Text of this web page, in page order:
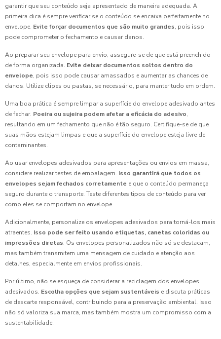
garantir que seu conteúdo seja apresentado de maneira adequada. A
primeira dica é sempre verificar se o conteúdo se encaixa perfeitamente no
envelope. Evite forçar documentos que são muito grandes, pois isso
pode comprometer o fechamento e causar danos.
Ao preparar seu envelope para envio, assegure-se de que está preenchido
de forma organizada. Evite deixar documentos soltos dentro do
envelope, pois isso pode causar amassados e aumentar as chances de
danos. Utilize clipes ou pastas, se necessário, para manter tudo em ordem.
Uma boa prática é sempre limpar a superfície do envelope adesivado antes
de fechar. Poeira ou sujeira podem afetar a eficácia do adesivo,
resultando em um fechamento que não é tão seguro. Certifique-se de que
suas mãos estejam limpas e que a superfície do envelope esteja livre de
contaminantes.
Ao usar envelopes adesivados para apresentações ou envios em massa,
considere realizar testes de embalagem. Isso garantirá que todos os
envelopes sejam fechados corretamente e que o conteúdo permaneça
seguro durante o transporte. Teste diferentes tipos de conteúdo para ver
como eles se comportam no envelope.
Adicionalmente, personalize os envelopes adesivados para torná-los mais
atraentes. Isso pode ser feito usando etiquetas, canetas coloridas ou
impressões diretas. Os envelopes personalizados não só se destacam,
mas também transmitem uma mensagem de cuidado e atenção aos
detalhes, especialmente em envios profissionais.
Por último, não se esqueça de considerar a reciclagem dos envelopes
adesivados. Escolha opções que sejam sustentáveis e discuta práticas
de descarte responsável, contribuindo para a preservação ambiental. Isso
não só valoriza sua marca, mas também mostra um compromisso com a
sustentabilidade.